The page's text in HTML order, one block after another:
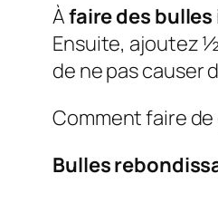
Àfaire des
Ensuite, ajoutez
de ne pas causer
Comment faire
Bulles